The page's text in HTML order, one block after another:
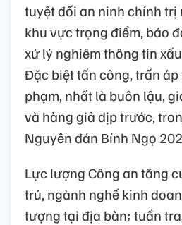
tuyệt đối an ninh chính trị
khu vực trọng điểm, bảo
xử lý nghiêm thông tin
Đặc biệt tấn công, trấn
phạm, nhất là buôn lậu,
và hàng giả dịp trước,
Nguyên đán Bính Ngọ
Lực lượng Công an tăng
trú, ngành nghề kinh
tượng tại địa bàn; tuần